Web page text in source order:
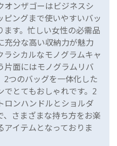
オンザゴーはビジネスシ
ピングまで使いやすいバッ
ます。忙しい女性の必需品
充分な高い収納力が魅力
ラシカルなモノグラムキャ
片面にはモノグラムリバ
2つのバッグを一体化した
でとてもおしゃれです。2
ロンハンドルとショルダ
、さまざまな持ち方をお楽
アイテムとなっておりま